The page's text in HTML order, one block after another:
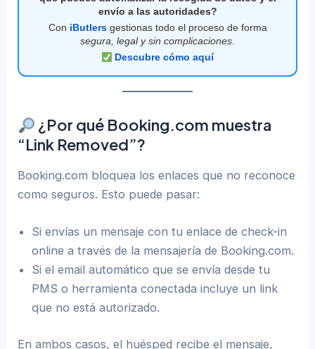
envío a las autoridades?
Con iButlersgestionas todo el proceso de forma
segura, legal y sin complicaciones
Descubre cómo aquí
¿Por qué Booking.com muestra
“Link Removed”?
Booking.com bloquea los enlaces que no reconoce
como seguros. Esto puede pasar:
Si envías un mensaje con tu enlace de check-in
online a través de la mensajería de Booking.com.
Si el email automático que se envía desde tu
PMS o herramienta conectada incluye un link
que no está autorizado.
En ambos casos, el huésped recibe el mensaje,